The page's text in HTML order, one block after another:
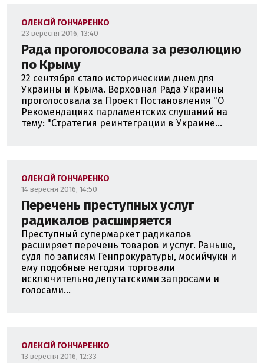
ОЛЕКСІЙ ГОНЧАРЕНКО
23 вересня 2016, 13:40
Рада проголосовала за резолюцию
по Крыму
22 сентября стало историческим днем для
Украины и Крыма. Верховная Рада Украины
проголосовала за Проект Постановления "О
Рекомендациях парламентских слушаний на
тему: "Стратегия реинтеграции в Украине...
ОЛЕКСІЙ ГОНЧАРЕНКО
14 вересня 2016, 14:50
Перечень преступных услуг
радикалов расширяется
Преступный супермаркет радикалов
расширяет перечень товаров и услуг. Раньше,
судя по записям Генпрокуратуры, мосийчуки и
ему подобные негодяи торговали
исключительно депутатскими запросами и
голосами...
ОЛЕКСІЙ ГОНЧАРЕНКО
13 вересня 2016, 12:33